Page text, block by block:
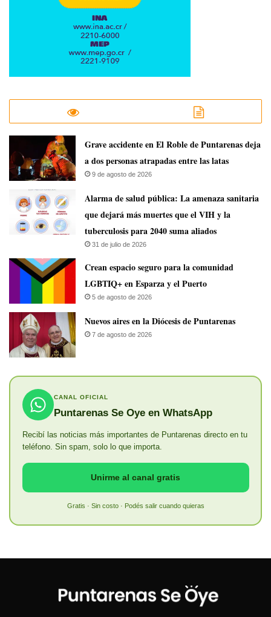
Grave accidente en El Roble de Puntarenas deja
a dos personas atrapadas entre las latas
9 de agosto de 2026
​Alarma de salud pública: La amenaza sanitaria
que dejará más muertes que el VIH y la
tuberculosis para 2040 suma aliados
31 de julio de 2026
Crean espacio seguro para la comunidad
LGBTIQ+ en Esparza y el Puerto
5 de agosto de 2026
​Nuevos aires en la Diócesis de Puntarenas
7 de agosto de 2026
CANAL OFICIAL
Puntarenas Se Oye en WhatsApp
Recibí las noticias más importantes de Puntarenas directo en tu
teléfono. Sin spam, solo lo que importa.
Unirme al canal gratis
Gratis · Sin costo · Podés salir cuando quieras